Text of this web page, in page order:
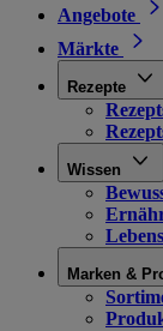
Angebote
Märkte
Rezepte
Wissen
Marken &